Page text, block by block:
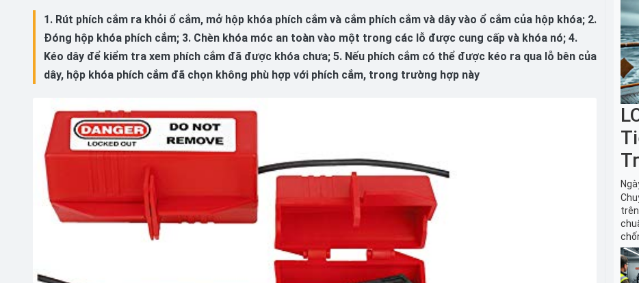
1. Rút phích cắm ra khỏi ổ cắm, mở hộp khóa phích cắm và cắm phích cắm và dây vào ổ cắm của hộp khóa; 2.
Đóng hộp khóa phích cắm; 3. Chèn khóa móc an toàn vào một trong các lỗ được cung cấp và khóa nó; 4.
Kéo dây để kiểm tra xem phích cắm đã được khóa chưa; 5. Nếu phích cắm có thể được kéo ra qua lỗ bên của
dây, hộp khóa phích cắm đã chọn không phù hợp với phích cắm, trong trường hợp này